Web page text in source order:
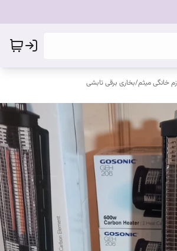
خانگی میثم/بخاری برقی تابشی